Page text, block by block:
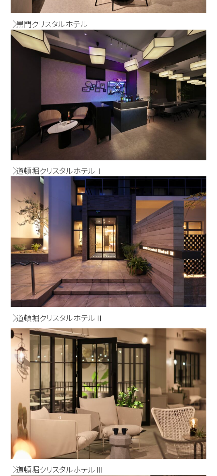
黒門クリスタルホテル
道頓堀クリスタルホテルⅠ
道頓堀クリスタルホテルⅡ
道頓堀クリスタルホテルⅢ